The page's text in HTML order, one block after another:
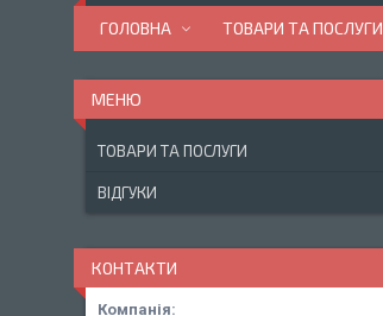
ГОЛОВНА ТОВАРИ ТА ПОСЛУГИ
ТОВАРИ ТА ПОСЛУГИ
ВІДГУКИ
КОНТАКТИ